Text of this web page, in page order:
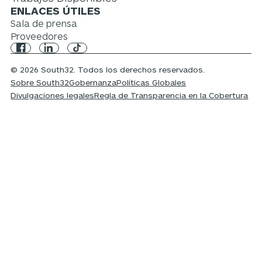
ENLACES ÚTILES
Sala de prensa
Proveedores
© 2026 South32. Todos los derechos reservados.
Sobre South32GobernanzaPolíticas Globales
Divulgaciones legalesRegla de Transparencia en la Cobertura